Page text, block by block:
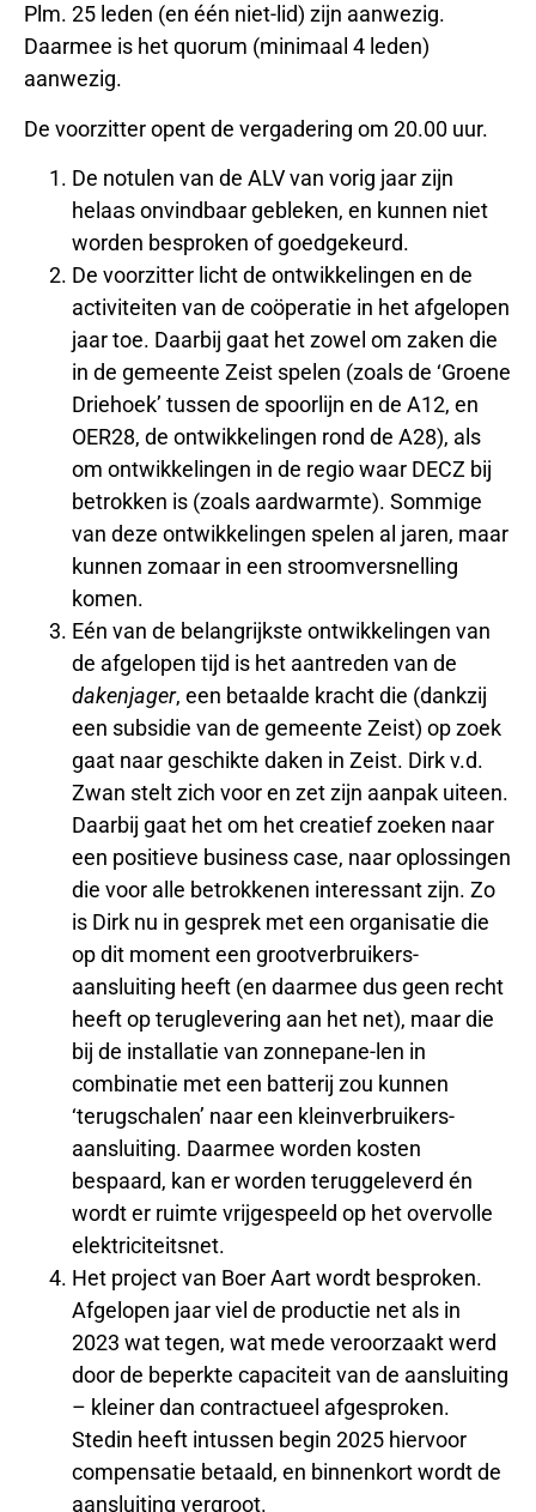
Plm. 25 leden (en één niet-lid) zijn aanwezig.
Daarmee is het quorum (minimaal 4 leden)
aanwezig.
De voorzitter opent de vergadering om 20.00 uur.
De notulen van de ALV van vorig jaar zijn
helaas onvindbaar gebleken, en kunnen niet
worden besproken of goedgekeurd.
De voorzitter licht de ontwikkelingen en de
activiteiten van de coöperatie in het afgelopen
jaar toe. Daarbij gaat het zowel om zaken die
in de gemeente Zeist spelen (zoals de ‘Groene
Driehoek’ tussen de spoorlijn en de A12, en
OER28, de ontwikkelingen rond de A28), als
om ontwikkelingen in de regio waar DECZ bij
betrokken is (zoals aardwarmte). Sommige
van deze ontwikkelingen spelen al jaren, maar
kunnen zomaar in een stroomversnelling
komen.
Eén van de belangrijkste ontwikkelingen van
de afgelopen tijd is het aantreden van de
dakenjager, een betaalde kracht die (dankzij
een subsidie van de gemeente Zeist) op zoek
gaat naar geschikte daken in Zeist. Dirk v.d.
Zwan stelt zich voor en zet zijn aanpak uiteen.
Daarbij gaat het om het creatief zoeken naar
een positieve business case, naar oplossingen
die voor alle betrokkenen interessant zijn. Zo
is Dirk nu in gesprek met een organisatie die
op dit moment een grootverbruikers-
aansluiting heeft (en daarmee dus geen recht
heeft op teruglevering aan het net), maar die
bij de installatie van zonnepane-len in
combinatie met een batterij zou kunnen
‘terugschalen’ naar een kleinverbruikers-
aansluiting. Daarmee worden kosten
bespaard, kan er worden teruggeleverd én
wordt er ruimte vrijgespeeld op het overvolle
elektriciteitsnet.
Het project van Boer Aart wordt besproken.
Afgelopen jaar viel de productie net als in
2023 wat tegen, wat mede veroorzaakt werd
door de beperkte capaciteit van de aansluiting
– kleiner dan contractueel afgesproken.
Stedin heeft intussen begin 2025 hiervoor
compensatie betaald, en binnenkort wordt de
aansluiting vergroot.